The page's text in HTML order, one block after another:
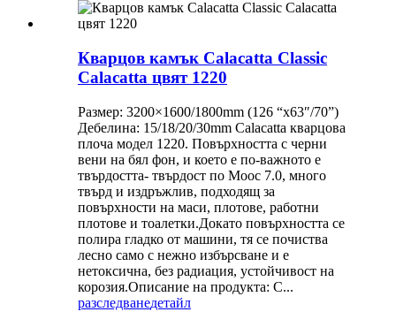
Кварцов камък Calacatta Classic
Calacatta цвят 1220
Размер: 3200×1600/1800mm (126 “x63″/70”)
Дебелина: 15/18/20/30mm Calacatta кварцова
плоча модел 1220. Повърхността с черни
вени на бял фон, и което е по-важното е
твърдостта- твърдост по Моос 7.0, много
твърд и издръжлив, подходящ за
повърхности на маси, плотове, работни
плотове и тоалетки.Докато повърхността се
полира гладко от машини, тя се почиства
лесно само с нежно избърсване и е
нетоксична, без радиация, устойчивост на
корозия.Описание на продукта: C...
разследванедетайл